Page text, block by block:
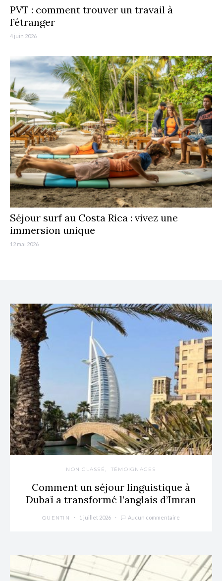
PVT : comment trouver un travail à
l’étranger
4 juin 2026
Séjour surf au Costa Rica : vivez une
immersion unique
12 mai 2026
NON CLASSÉ TÉMOIGNAGES
Comment un séjour linguistique à
Dubaï a transformé l’anglais d’Imran
QUENTIN 1 juillet 2026 Aucun commentaire